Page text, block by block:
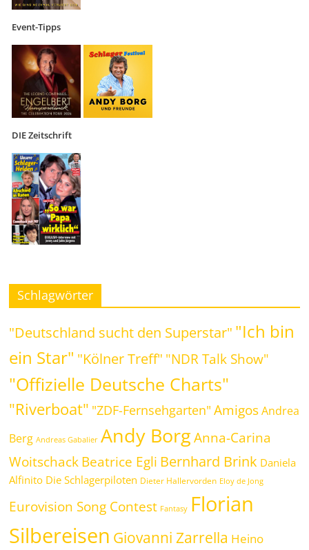
Event-Tipps
DIE Zeitschrift
Schlagwörter
"Deutschland sucht den Superstar" "Ich bin
ein Star" "Kölner Treff" "NDR Talk Show"
"Offizielle Deutsche Charts"
"Riverboat" "ZDF-Fernsehgarten" Amigos Andrea
Berg Andreas Gabalier Andy Borg Anna-Carina
WoitschackBeatrice Egli Bernhard Brink Daniela
Alfinito Die Schlagerpiloten Dieter Hallervorden Eloy de Jong
Eurovision Song Contest Fantasy Florian
Silbereisen Giovanni Zarrella Heino